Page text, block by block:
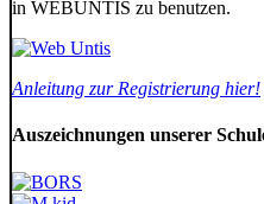
in WEBUNTIS zu benutzen.
Anleitung zur Registrierung hier!
Auszeichnungen unserer